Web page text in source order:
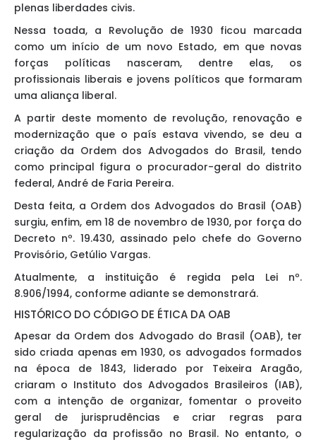
plenas liberdades civis.
Nessa toada, a Revolução de 1930 ficou marcada
como um início de um novo Estado, em que novas
forças políticas nasceram, dentre elas, os
profissionais liberais e jovens políticos que formaram
uma aliança liberal.
A partir deste momento de revolução, renovação e
modernização que o país estava vivendo, se deu a
criação da Ordem dos Advogados do Brasil, tendo
como principal figura o procurador-geral do distrito
federal, André de Faria Pereira.
Desta feita, a Ordem dos Advogados do Brasil (OAB)
surgiu, enfim, em 18 de novembro de 1930, por força do
Decreto nº. 19.430, assinado pelo chefe do Governo
Provisório, Getúlio Vargas.
Atualmente, a instituição é regida pela Lei nº.
8.906/1994, conforme adiante se demonstrará.
HISTÓRICO DO CÓDIGO DE ÉTICA DA OAB
Apesar da Ordem dos Advogado do Brasil (OAB), ter
sido criada apenas em 1930, os advogados formados
na época de 1843, liderado por Teixeira Aragão,
criaram o Instituto dos Advogados Brasileiros (IAB),
com a intenção de organizar, fomentar o proveito
geral de jurisprudências e criar regras para
regularização da profissão no Brasil. No entanto, o